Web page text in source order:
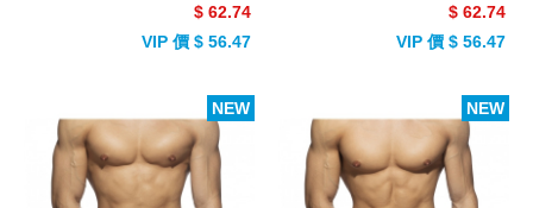
$ 62.74
VIP 價 $ 56.47
$ 62.74
VIP 價 $ 56.47
NEW NEW